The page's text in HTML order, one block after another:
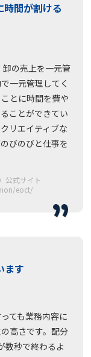
時間が割ける
卸の売上を一元管
一元管理してく
とに時間を費や
ことができてい
リエイティブな
びのびと仕事を
公式サイト
eoct/
ます
ても業務内容に
高さです。配分
数秒で終わるよ